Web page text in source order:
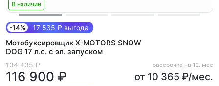
В наличии
-14% 17 535 ₽ выгода
Мотобуксировщик X-MOTORS SNOW
DOG 17 л.с. с эл. запуском
134 435 ₽
116 900 ₽
рассрочка на 12. мес
от 10 365 ₽/мес.